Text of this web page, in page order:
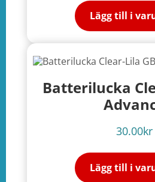
Lägg till i
Batterilucka
30.00kr
Lägg till i